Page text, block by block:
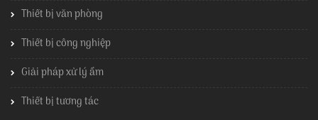
Thiết bị văn phòng
Thiết bị công nghiệp
Giải pháp xử lý ẩm
Thiết bị tương tác